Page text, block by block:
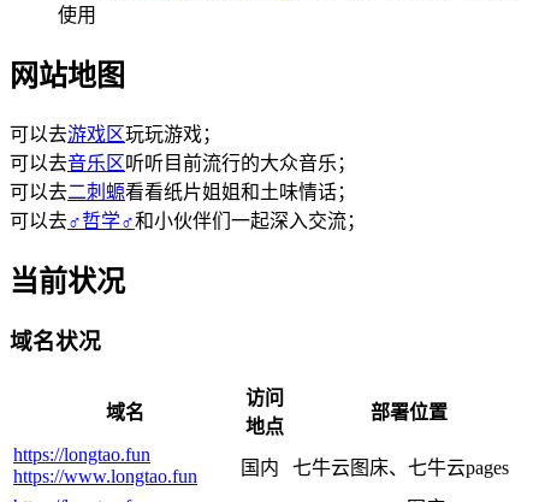
使用
网站地图
可以去游戏区玩玩游戏；
可以去音乐区听听目前流行的大众音乐；
可以去二刺螈看看纸片姐姐和土味情话；
可以去♂哲学♂和小伙伴们一起深入交流；
当前状况
域名状况
域名
访问
地点
部署位置
https://longtao.fun
https://www.longtao.fun
国内
七牛云图床、七牛云pages